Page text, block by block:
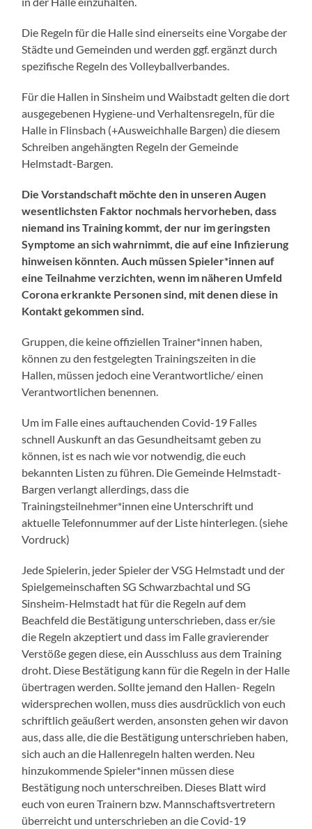
Die Regeln für die Halle sind einerseits eine Vorgabe der
Städte und Gemeinden und werden ggf. ergänzt durch
spezifische Regeln des Volleyballverbandes.
Für die Hallen in Sinsheim und Waibstadt gelten die dort
ausgegebenen Hygiene-und Verhaltensregeln, für die
Halle in Flinsbach (+Ausweichhalle Bargen) die diesem
Schreiben angehängten Regeln der Gemeinde
Helmstadt-Bargen.
Die Vorstandschaft möchte den in unseren Augen
wesentlichsten Faktor nochmals hervorheben, dass
niemand ins Training kommt, der nur im geringsten
Symptome an sich wahrnimmt, die auf eine Infizierung
hinweisen könnten. Auch müssen Spieler*innen auf
eine Teilnahme verzichten, wenn im näheren Umfeld
Corona erkrankte Personen sind, mit denen diese in
Kontakt gekommen sind.
Gruppen, die keine offiziellen Trainer*innen haben,
können zu den festgelegten Trainingszeiten in die
Hallen, müssen jedoch eine Verantwortliche/ einen
Verantwortlichen benennen.
Um im Falle eines auftauchenden Covid-19 Falles
schnell Auskunft an das Gesundheitsamt geben zu
können, ist es nach wie vor notwendig, die euch
bekannten Listen zu führen. Die Gemeinde Helmstadt-
Bargen verlangt allerdings, dass die
Trainingsteilnehmer*innen eine Unterschrift und
aktuelle Telefonnummer auf der Liste hinterlegen. (siehe
Vordruck)
Jede Spielerin, jeder Spieler der VSG Helmstadt und der
Spielgemeinschaften SG Schwarzbachtal und SG
Sinsheim-Helmstadt hat für die Regeln auf dem
Beachfeld die Bestätigung unterschrieben, dass er/sie
die Regeln akzeptiert und dass im Falle gravierender
Verstöße gegen diese, ein Ausschluss aus dem Training
droht. Diese Bestätigung kann für die Regeln in der Halle
übertragen werden. Sollte jemand den Hallen- Regeln
widersprechen wollen, muss dies ausdrücklich von euch
schriftlich geäußert werden, ansonsten gehen wir davon
aus, dass alle, die die Bestätigung unterschrieben haben,
sich auch an die Hallenregeln halten werden. Neu
hinzukommende Spieler*innen müssen diese
Bestätigung noch unterschreiben. Dieses Blatt wird
euch von euren Trainern bzw. Mannschaftsvertretern
überreicht und unterschrieben an die Covid-19